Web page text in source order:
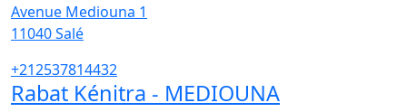
Avenue Mediouna 1
11040Salé
+212537814432
Rabat Kénitra - MEDIOUNA